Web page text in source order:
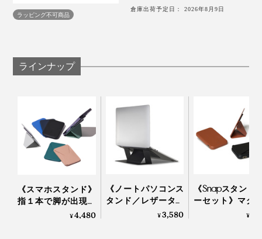
ノートパソコンスタンド
も“快適マイデスク”をつくれるという、まったく新しい
ラッピング不可商品
倉庫出荷予定日： 2026年8月9日
ラインナップ
《スマホスタンド》
指１本で脚が出現す
る、薄さ5.5mmのス
¥4,480
《ノートパソコンス
タンド／レザータッ
チ》薄さ3ミリ！目
¥3,580
《Snapスタンド
ーセット》マグ
トで重ねて使用
¥